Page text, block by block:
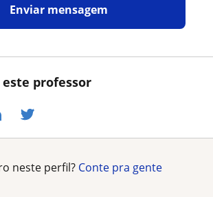
professor
Enviar mensagem
neste perfil? Conte pra gente